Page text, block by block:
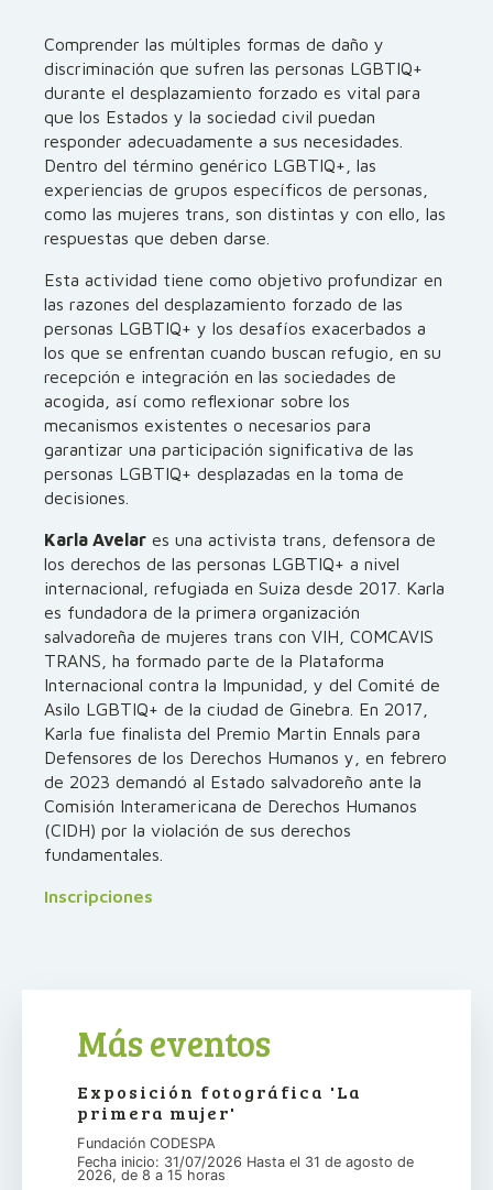
Comprender las múltiples formas de daño y
discriminación que sufren las personas LGBTIQ+
durante el desplazamiento forzado es vital para
que los Estados y la sociedad civil puedan
responder adecuadamente a sus necesidades.
Dentro del término genérico LGBTIQ+, las
experiencias de grupos específicos de personas,
como las mujeres trans, son distintas y con ello, las
respuestas que deben darse.
Esta actividad tiene como objetivo profundizar en
las razones del desplazamiento forzado de las
personas LGBTIQ+ y los desafíos exacerbados a
los que se enfrentan cuando buscan refugio, en su
recepción e integración en las sociedades de
acogida, así como reflexionar sobre los
mecanismos existentes o necesarios para
garantizar una participación significativa de las
personas LGBTIQ+ desplazadas en la toma de
decisiones.
Karla Avelar es una activista trans, defensora de
los derechos de las personas LGBTIQ+ a nivel
internacional, refugiada en Suiza desde 2017. Karla
es fundadora de la primera organización
salvadoreña de mujeres trans con VIH, COMCAVIS
TRANS, ha formado parte de la Plataforma
Internacional contra la Impunidad, y del Comité de
Asilo LGBTIQ+ de la ciudad de Ginebra. En 2017,
Karla fue finalista del Premio Martin Ennals para
Defensores de los Derechos Humanos y, en febrero
de 2023 demandó al Estado salvadoreño ante la
Comisión Interamericana de Derechos Humanos
(CIDH) por la violación de sus derechos
fundamentales.
Inscripciones
Más eventos
Exposición fotográfica 'La
primera mujer'
Fundación CODESPA
Fecha inicio: 31/07/2026 Hasta el 31 de agosto de
2026, de 8 a 15 horas